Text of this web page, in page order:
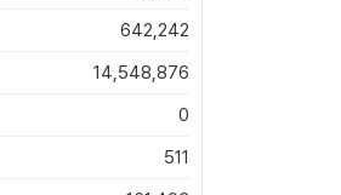
642,242
14,548,876
0
511